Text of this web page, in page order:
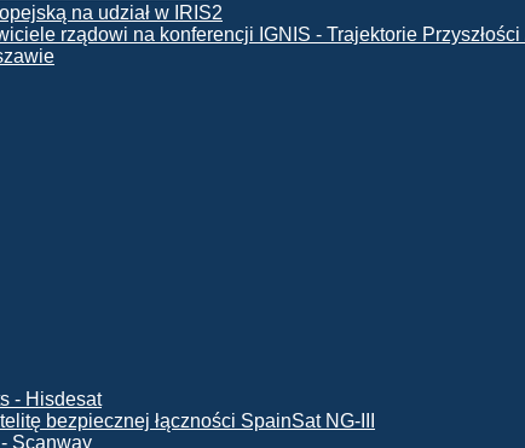
na udział w IRIS2
bezpiecznej łączności SpainSat NG-III